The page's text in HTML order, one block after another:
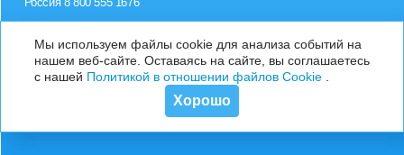
Мы используем файлы cookie для анализа событий на
нашем веб-сайте. Оставаясь на сайте, вы соглашаетесь
с нашей Политикой в отношении файлов Cookie.
Хорошо